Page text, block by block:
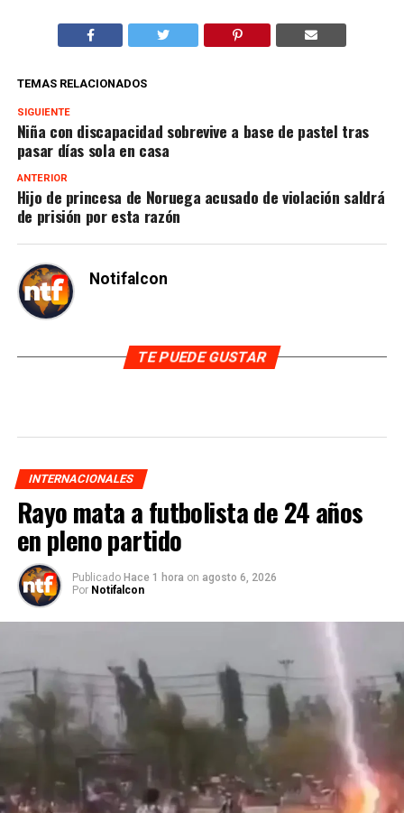
TEMAS RELACIONADOS
SIGUIENTE
Niña con discapacidad sobrevive a base de pastel tras
pasar días sola en casa
ANTERIOR
Hijo de princesa de Noruega acusado de violación saldrá
de prisión por esta razón
Notifalcon
TE PUEDE GUSTAR
INTERNACIONALES
Rayo mata a futbolista de 24 años
en pleno partido
Publicado Hace 1 hora on agosto 6, 2026
Por Notifalcon